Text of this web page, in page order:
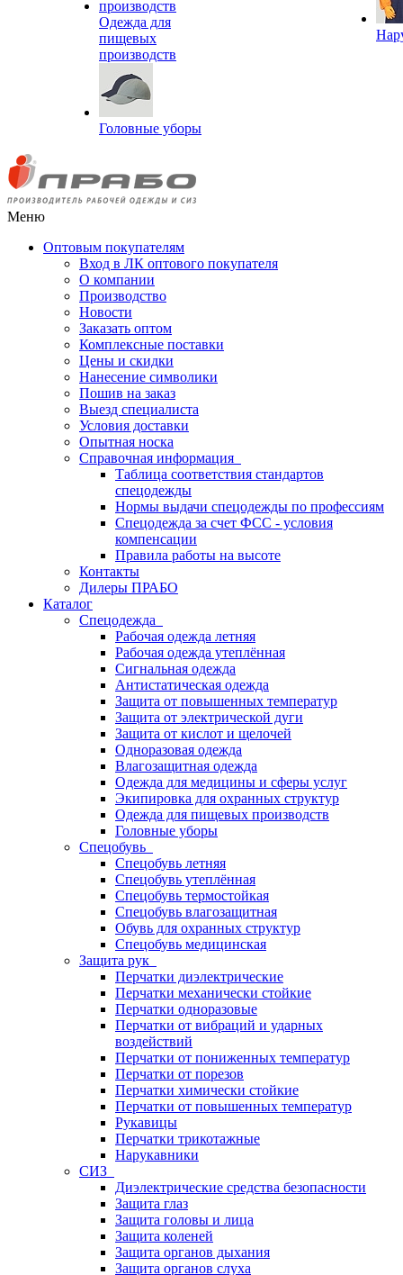
Одежда для
пищевых
производств
Головные уборы
Меню
Оптовым покупателям
Вход в ЛК оптового покупателя
О компании
Производство
Новости
Заказать оптом
Комплексные поставки
Цены и скидки
Нанесение символики
Пошив на заказ
Выезд специалиста
Условия доставки
Опытная носка
Справочная информация
Таблица соответствия стандартов
спецодежды
Нормы выдачи спецодежды по профессиям
Спецодежда за счет ФСС - условия
компенсации
Правила работы на высоте
Контакты
Дилеры ПРАБО
Каталог
Спецодежда
Рабочая одежда летняя
Рабочая одежда утеплённая
Сигнальная одежда
Антистатическая одежда
Защита от повышенных температур
Защита от электрической дуги
Защита от кислот и щелочей
Одноразовая одежда
Влагозащитная одежда
Одежда для медицины и сферы услуг
Экипировка для охранных структур
Одежда для пищевых производств
Головные уборы
Спецобувь
Спецобувь летняя
Спецобувь утеплённая
Спецобувь термостойкая
Спецобувь влагозащитная
Обувь для охранных структур
Спецобувь медицинская
Защита рук
Перчатки диэлектрические
Перчатки механически стойкие
Перчатки одноразовые
Перчатки от вибраций и ударных
воздействий
Перчатки от пониженных температур
Перчатки от порезов
Перчатки химически стойкие
Перчатки от повышенных температур
Рукавицы
Перчатки трикотажные
Нарукавники
СИЗ
Диэлектрические средства безопасности
Защита глаз
Защита головы и лица
Защита коленей
Защита органов дыхания
Защита органов слуха